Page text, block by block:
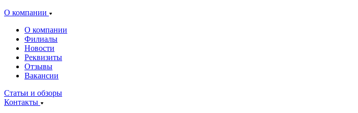
О компании
О компании
Филиалы
Новости
Реквизиты
Отзывы
Вакансии
Статьи и обзоры
Контакты